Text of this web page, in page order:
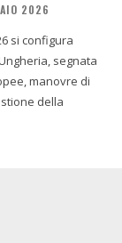
2026
segnata
manovre di
della